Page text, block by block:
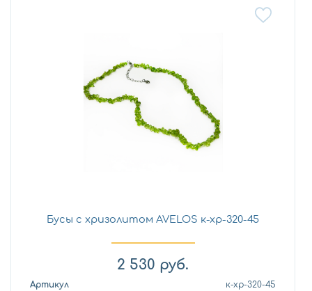
Бусы с хризолитом AVELOS к-хр-320-45
2 530 руб.
Артикул к-хр-320-45